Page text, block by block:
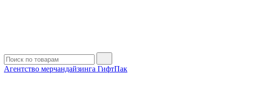
Агентство мерчандайзинга ГифтПак